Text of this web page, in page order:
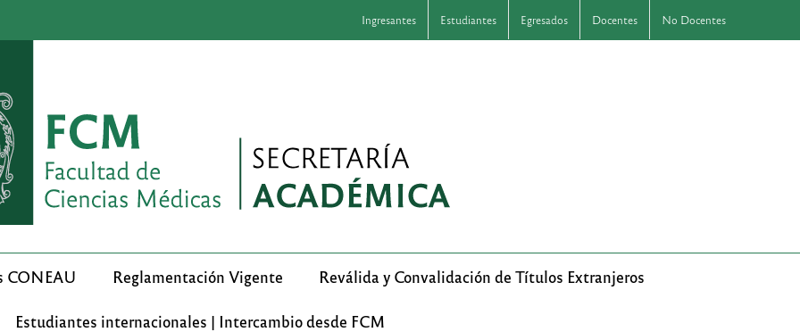
Ingresantes Estudiantes Egresados Docentes No Docentes
CONEAU Reglamentación Vigente Reválida y Convalidación de Títulos Extranjeros
Estudiantes internacionales | Intercambio desde FCM